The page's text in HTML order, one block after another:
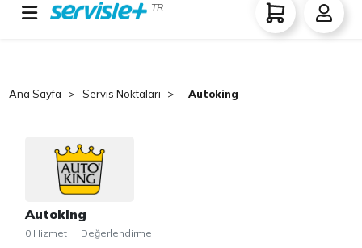
TR
Ana Sayfa Servis Noktaları Autoking
Autoking
0 Hizmet Değerlendirme